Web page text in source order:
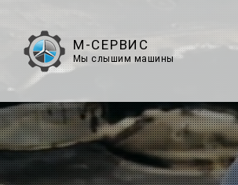
М-СЕРВИС
Мы слышим машины